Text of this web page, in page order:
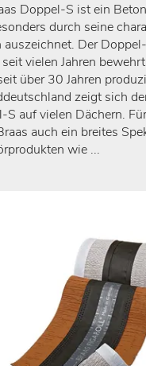
Doppel-S ist ein
durch seine
auszeichnet. Der
vielen Jahren
über 30 Jahren
zeigt sich
S auf vielen Dächern.
auch ein breites
wie ...